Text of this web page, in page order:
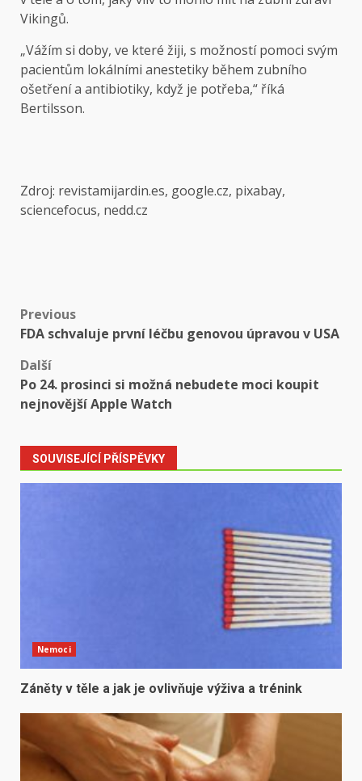
Vikingů.
„Vážím si doby, ve které žiji, s možností pomoci svým
pacientům lokálními anestetiky během zubního
ošetření a antibiotiky, když je potřeba,“ říká
Bertilsson.
Zdroj: revistamijardin.es, google.cz, pixabay,
sciencefocus, nedd.cz
Post
navigation
Previous
FDA schvaluje první léčbu genovou úpravou v USA
Další
Po 24. prosinci si možná nebudete moci koupit
nejnovější Apple Watch
SOUVISEJÍCÍ PŘÍSPĚVKY
Nemoci
Záněty v těle a jak je ovlivňuje výživa a trénink